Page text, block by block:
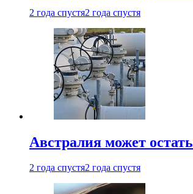
2 года спустя2 года спустя
Австралия может
2 года спустя2 года спустя